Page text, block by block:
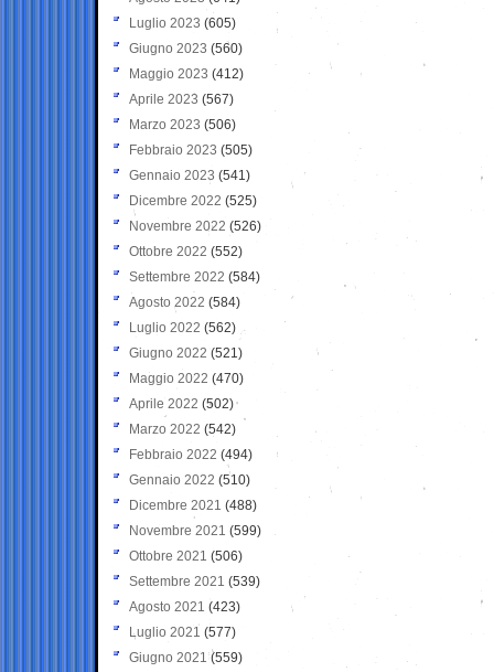
Luglio 2023 (605)
Giugno 2023 (560)
Maggio 2023 (412)
Aprile 2023 (567)
Marzo 2023 (506)
Febbraio 2023 (505)
Gennaio 2023 (541)
Dicembre 2022 (525)
Novembre 2022 (526)
Ottobre 2022 (552)
Settembre 2022 (584)
Agosto 2022 (584)
Luglio 2022 (562)
Giugno 2022 (521)
Maggio 2022 (470)
Aprile 2022 (502)
Marzo 2022 (542)
Febbraio 2022 (494)
Gennaio 2022 (510)
Dicembre 2021 (488)
Novembre 2021 (599)
Ottobre 2021 (506)
Settembre 2021 (539)
Agosto 2021 (423)
Luglio 2021 (577)
Giugno 2021(559)